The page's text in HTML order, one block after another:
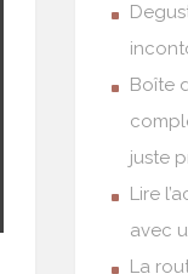
Boîte
juste
Lire
avec
La